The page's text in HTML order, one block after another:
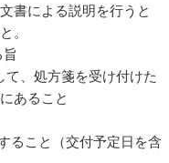
書による説明を行うと
。
旨
て、処方箋を受け付けた
あること
ること（交付予定日を含